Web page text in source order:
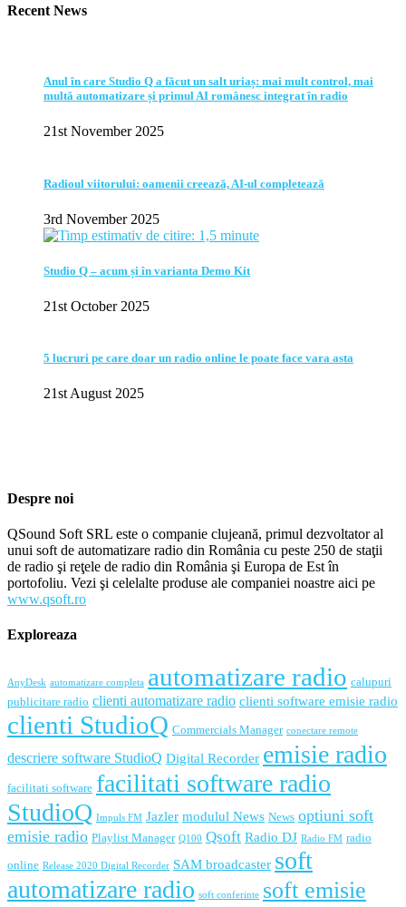
Recent News
Anul în care Studio Q a făcut un salt uriaș: mai mult control, mai
multă automatizare și primul AI românesc integrat în radio
21st November 2025
Radioul viitorului: oamenii creează, AI-ul completează
3rd November 2025
Studio Q – acum și în varianta Demo Kit
21st October 2025
5 lucruri pe care doar un radio online le poate face vara asta
21st August 2025
Despre noi
QSound Soft SRL este o companie clujeană, primul dezvoltator al
unui soft de automatizare radio din România cu peste 250 de staţii
de radio şi reţele de radio din România şi Europa de Est în
portofoliu. Vezi şi celelalte produse ale companiei noastre aici pe
www.qsoft.ro
Exploreaza
AnyDesk automatizare completa automatizare radio calupuri
publicitare radio clienti automatizare radio clienti software emisie radio
clienti StudioQ Commercials Manager conectare remote
descriere software StudioQ Digital Recorder emisie radio
facilitati software facilitati software radio
StudioQ Impuls FM Jazler modulul News News optiuni soft
emisie radio Playlist Manager Q100 Qsoft Radio DJ Radio FM radio
online Release 2020 Digital Recorder SAM broadcaster soft
automatizare radio soft conferinte soft emisie